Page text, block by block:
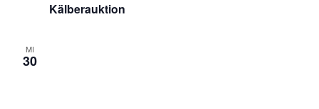
Kälberauktion
MI
30